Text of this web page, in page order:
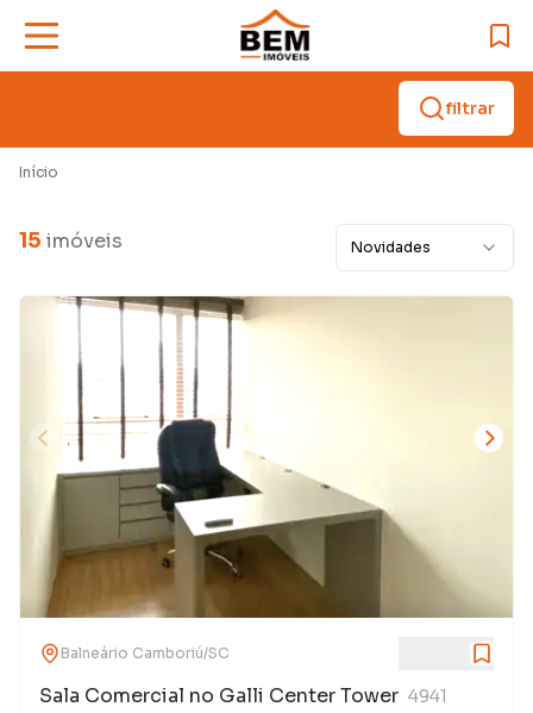
filtrar
Início
15 imóveis Novidades
Balneário Camboriú/SC
Sala Comercial no Galli Center Tower 4941